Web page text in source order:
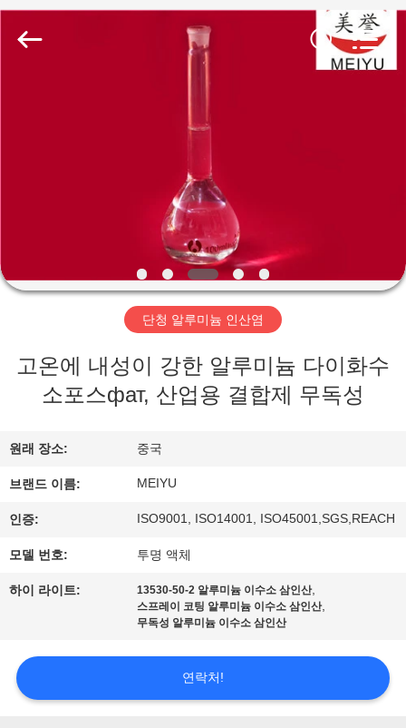
비
디
관
한
것
장
chemical
Rights
단청 알루미늄 인산염
고온에 내성이 강한 알루미늄 다이화수
소포스фат, 산업용 결합제 무독성
원래 장소: 중국
브랜드 이름: MEIYU
인증: ISO9001, ISO14001, ISO45001,SGS,REACH
모델 번호: 투명 액체
하이 라이트: 13530-50-2 알루미늄 이수소 삼인산,
스프레이 코팅 알루미늄 이수소 삼인산,
무독성 알루미늄 이수소 삼인산
연락처!